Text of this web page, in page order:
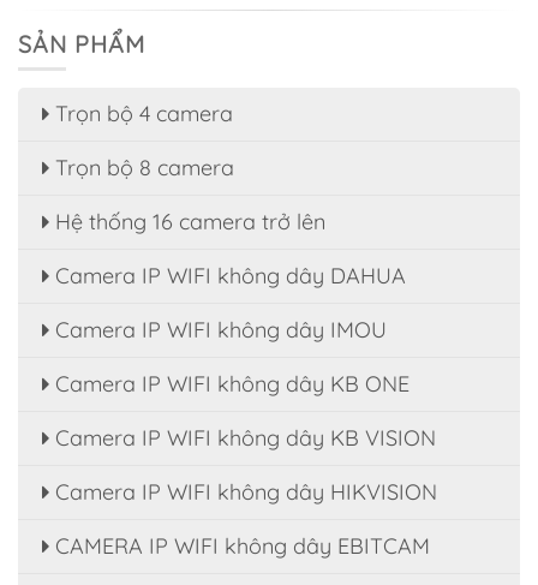
SẢN PHẨM
Trọn bộ 4 camera
Trọn bộ 8 camera
Hệ thống 16 camera trở lên
Camera IP WIFI không dây DAHUA
Camera IP WIFI không dây IMOU
Camera IP WIFI không dây KB ONE
Camera IP WIFI không dây KB VISION
Camera IP WIFI không dây HIKVISION
CAMERA IP WIFI không dây EBITCAM